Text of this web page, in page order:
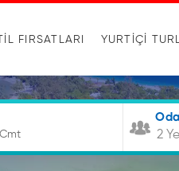
FIRSATLARI YURTIÇI
2